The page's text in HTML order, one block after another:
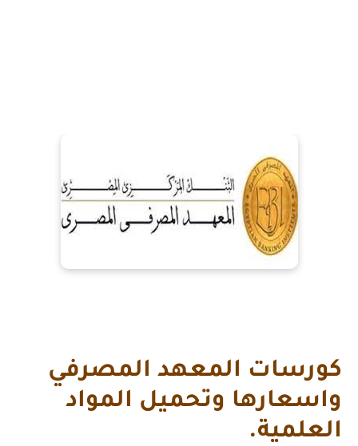
كورسات المعهد المصرفي
واسعارها وتحميل المواد
العلمية.